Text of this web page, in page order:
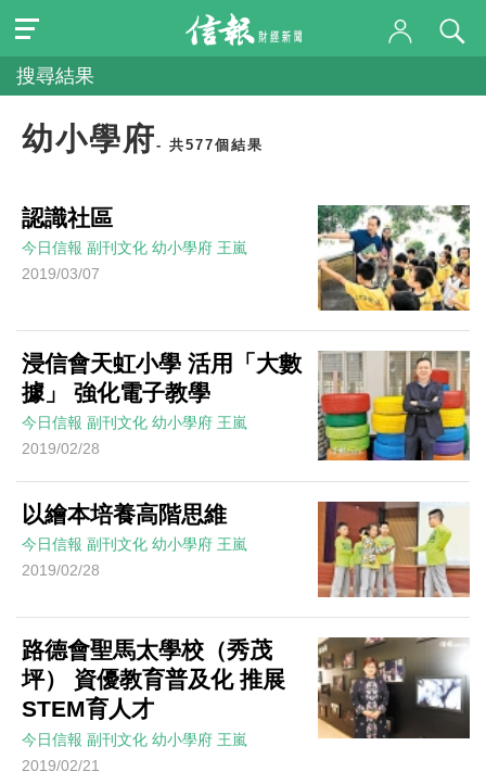
搜尋結果
幼小學府- 共577個結果
認識社區
今日信報 副刊文化 幼小學府 王嵐
2019/03/07
浸信會天虹小學 活用「大數
據」 強化電子教學
今日信報 副刊文化 幼小學府 王嵐
2019/02/28
以繪本培養高階思維
今日信報 副刊文化 幼小學府 王嵐
2019/02/28
路德會聖馬太學校（秀茂
坪） 資優教育普及化 推展
STEM育人才
今日信報 副刊文化 幼小學府 王嵐
2019/02/21